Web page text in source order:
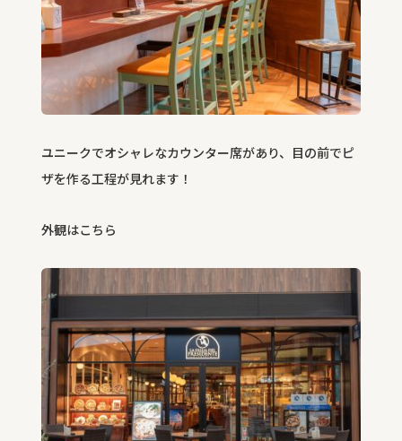
ユニークでオシャレなカウンター席があり、目の前でピ
ザを作る工程が見れます！
外観はこちら